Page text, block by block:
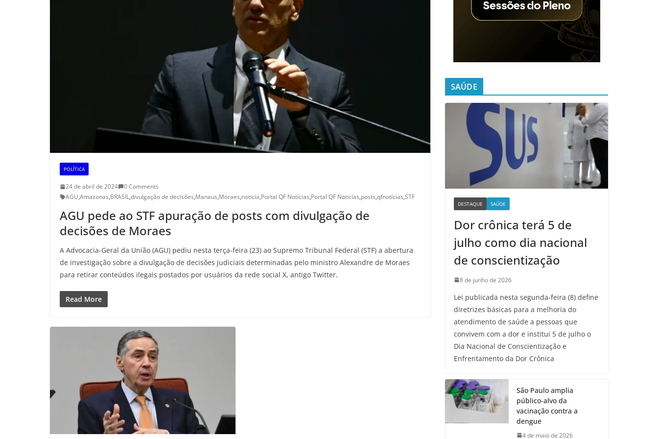
POLÍTICA
24 de abril de 2024
0 Comments
AGU,Amazonas,BRASIL,divulgação de decisões,Manaus,Moraes,noticia,Portal QF Notícias,Portal QF Noticías,posts,qfnotícias,STF
AGU pede ao STF apuração de posts com divulgação de
decisões de Moraes
A Advocacia-Geral da União (AGU) pediu nesta terça-feira (23) ao Supremo Tribunal Federal (STF) a abertura
de investigação sobre a divulgação de decisões judiciais determinadas pelo ministro Alexandre de Moraes
para retirar conteúdos ilegais postados por usuários da rede social X, antigo Twitter.
Read More
SAÚDE
DESTAQUE SAÚDE
Dor crônica terá 5 de
julho como dia nacional
de conscientização
8 de junho de 2026
Lei publicada nesta segunda-feira (8) define
diretrizes básicas para a melhoria do
atendimento de saúde a pessoas que
convivem com a dor e institui 5 de julho o
Dia Nacional de Conscientização e
Enfrentamento da Dor Crônica
São Paulo amplia
público-alvo da
vacinação contra a
dengue
4 de maio de 2026